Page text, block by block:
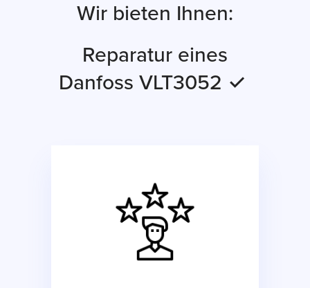
Wir bieten Ihnen:
Reparatur eines
Danfoss VLT3052 ✓